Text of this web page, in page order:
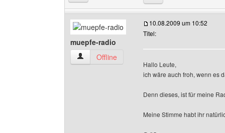
muepfe-radio
muepfe-radio Benutzer-Profile anzeigen
Offline
10.08.2009 um 10:52
Titel:
Hallo Leute,
ich wäre auch froh, wenn es
Denn dieses, ist für meine
Meine Stimme habt ihr